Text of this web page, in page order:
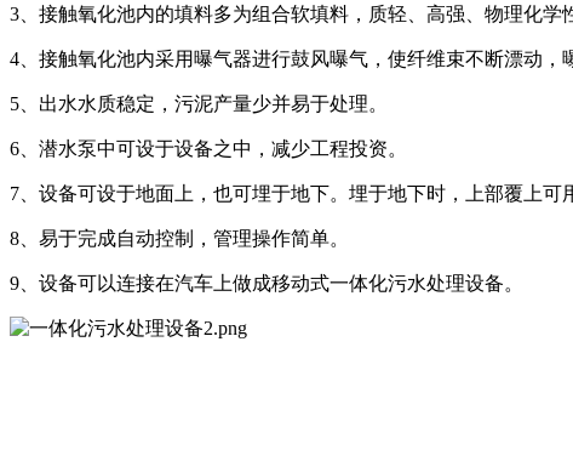
3、接触氧化池内的填料多为组合软填料，质轻、高强、物理化
4、接触氧化池内采用曝气器进行鼓风曝气，使纤维束不断漂动，
5、出水水质稳定，污泥产量少并易于处理。
6、潜水泵中可设于设备之中，减少工程投资。
7、设备可设于地面上，也可埋于地下。埋于地下时，上部覆上可
8、易于完成自动控制，管理操作简单。
9、设备可以连接在汽车上做成移动式一体化污水处理设备。